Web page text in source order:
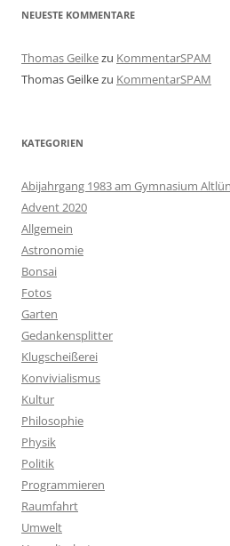
NEUESTE KOMMENTARE
Thomas Geilkezu KommentarSPAM
Thomas Geilkezu KommentarSPAM
KATEGORIEN
Abijahrgang 1983 am Gymnasium
Advent 2020
Allgemein
Astronomie
Bonsai
Fotos
Garten
Gedankensplitter
Klugscheißerei
Konvivialismus
Kultur
Philosophie
Physik
Politik
Programmieren
Raumfahrt
Umwelt